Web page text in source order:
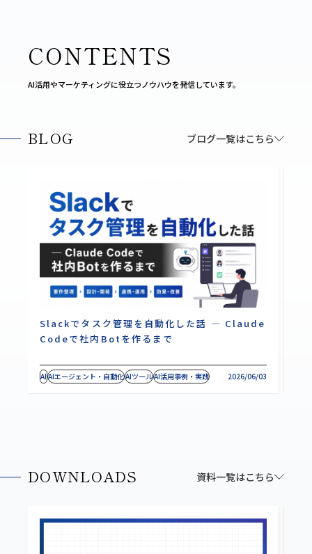
CONTENTS
AI活用やマーケティングに役立つノウハウを発信しています。
BLOG ブログ一覧はこちら
Slackでタスク管理を自動化した話 ― Claude
Codeで社内Botを作るまで
AI AIエージェント・自動化AIツールAI活用事例・実践 2026/06/03
DOWNLOADS 資料一覧はこちら